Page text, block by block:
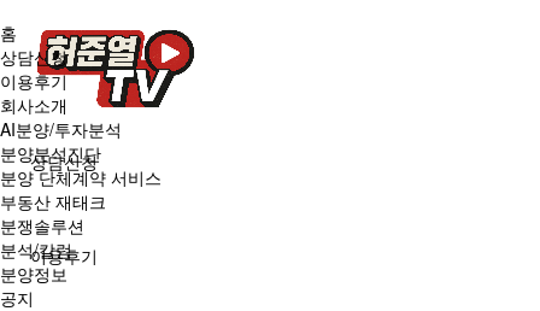
상담신청
이용후기
홈
상담신청
이용후기
회사소개
AI분양/투자분석
분양분석진단
분양 단체계약 서비스
부동산 재태크
분쟁솔루션
분석/칼럼
분양정보
공지